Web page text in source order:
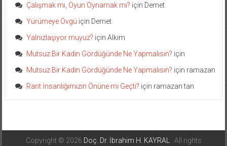
Çalışmak mı, Oyun Oynamak mı? için Demet
Yürümeye Övgü için Demet
Yalnızlaşıyor muyuz? için Alkım
Mutsuz Bir Kadın Gördüğünde Ne Yapmalısın? için
Mutsuz Bir Kadın Gördüğünde Ne Yapmalısın? için ramazan
Rant İnsanlığımızın Önüne mi Geçti? için ramazan tan
Copyright © 2026 Doç. Dr. İbrahim H. KAYRAL . All rights